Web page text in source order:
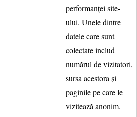
performanței site-
ului. Unele dintre
datele care sunt
colectate includ
numărul de vizitatori,
sursa acestora și
paginile pe care le
vizitează anonim.